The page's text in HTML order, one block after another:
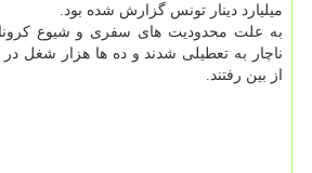
میلیارد دینار تونس گزارش شده بود.
به علت محدودیت های سفری و شیوع
ناچار به تعطیلی شدند و ده ها هزار شغل
از بین رفتند.